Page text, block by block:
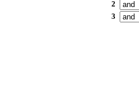
2
3